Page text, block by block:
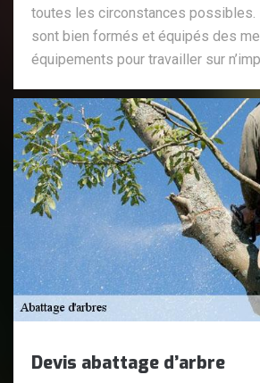
toutes les circonstances possibles.
sont bien formés et équipés des
équipements pour travailler sur
Devis abattage d’arbre